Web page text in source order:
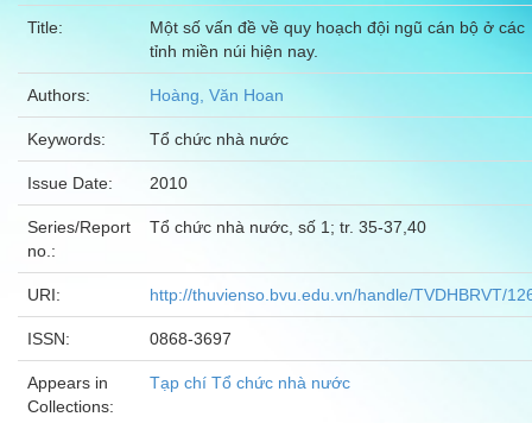
Title:
Một số vấn đề về quy hoạch đội ngũ cán bộ ở các
tỉnh miền núi hiện nay.
Authors: Hoàng, Văn Hoan
Keywords: Tổ chức nhà nước
Issue Date: 2010
Series/Report
no.:
Tổ chức nhà nước, số 1; tr. 35-37,40
URI: http://thuvienso.bvu.edu.vn/handle/TVDHBRVT/
ISSN: 0868-3697
Appears in
Collections:
Tạp chí Tổ chức nhà nước